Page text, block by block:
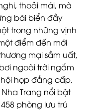
thoải mái, mà
bãi biển đầy
trong những vịnh
điểm đến mới
mại sầm uất,
ngoài trời ngắm
họp đẳng cấp,
Trang nổi bật
phòng lưu trú